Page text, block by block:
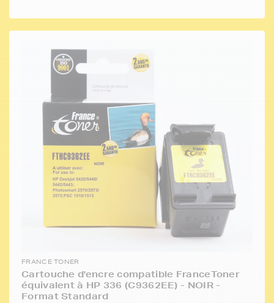
FRANCE TONER
Cartouche d'encre compatible FranceToner
équivalent à HP 336 (C9362EE) - NOIR -
Format Standard